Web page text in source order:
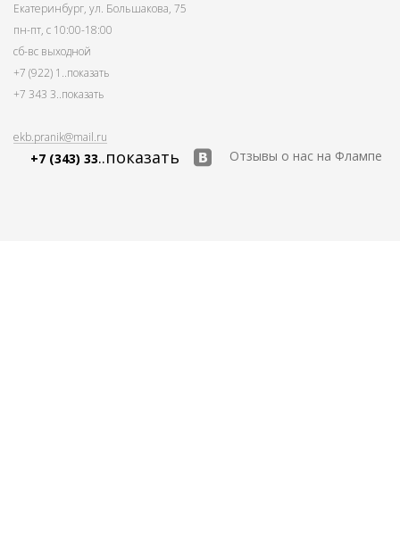
Екатеринбург, ул. Большакова, 75
пн-пт, с 10:00-18:00
сб-вс выходной
+7 (922) 1 ..показать
+7 343 3..показать
ekb.pranik@mail.ru
+7 (343) 33..показать Отзывы о нас на Флампе